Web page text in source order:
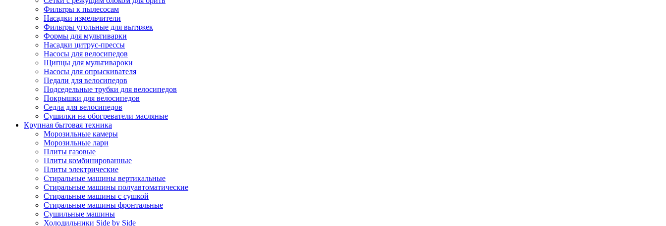
Фильтры к пылесосам
Насадки измельчители
Фильтры угольные для вытяжек
Формы для мультиварки
Насадки цитрус-прессы
Насосы для велосипедов
Щипцы для мультивароки
Насосы для опрыскивателя
Педали для велосипедов
Подседельные трубки для велосипедов
Покрышки для велосипедов
Седла для велосипедов
Сушилки на обогреватели масляные
Крупная бытовая техника
Морозильные камеры
Морозильные лари
Плиты газовые
Плиты комбинированные
Плиты электрические
Стиральные машины вертикальные
Стиральные машины полуавтоматические
Стиральные машины с сушкой
Стиральные машины фронтальные
Сушильные машины
Холодильники Side by Side